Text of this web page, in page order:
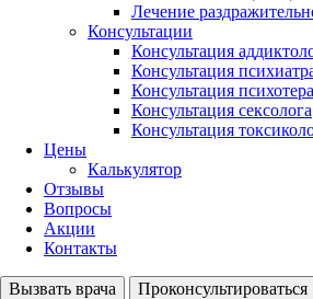
Лечение
Консультации
Консультация
Консультация
Консультация
Консультация сексолога
Консультация
Цены
Калькулятор
Отзывы
Вопросы
Акции
Контакты
Вызвать врача Проконсультироваться